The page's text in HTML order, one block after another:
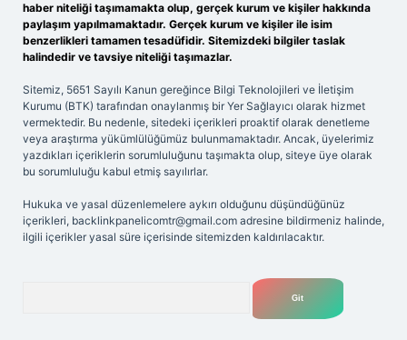
haber niteliği taşımamakta olup, gerçek kurum ve kişiler hakkında
paylaşım yapılmamaktadır. Gerçek kurum ve kişiler ile isim
benzerlikleri tamamen tesadüfidir. Sitemizdeki bilgiler taslak
halindedir ve tavsiye niteliği taşımazlar.
Sitemiz, 5651 Sayılı Kanun gereğince Bilgi Teknolojileri ve İletişim
Kurumu (BTK) tarafından onaylanmış bir Yer Sağlayıcı olarak hizmet
vermektedir. Bu nedenle, sitedeki içerikleri proaktif olarak denetleme
veya araştırma yükümlülüğümüz bulunmamaktadır. Ancak, üyelerimiz
yazdıkları içeriklerin sorumluluğunu taşımakta olup, siteye üye olarak
bu sorumluluğu kabul etmiş sayılırlar.
Hukuka ve yasal düzenlemelere aykırı olduğunu düşündüğünüz
içerikleri, backlinkpanelicomtr@gmail.com adresine bildirmeniz halinde,
ilgili içerikler yasal süre içerisinde sitemizden kaldırılacaktır.